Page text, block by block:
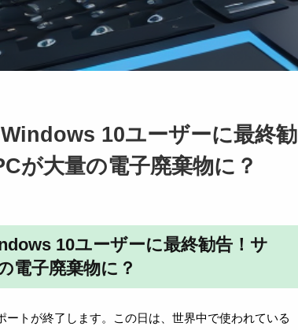
10ユーザーに最終勧
が大量の電子廃棄物に？
10ユーザーに最終勧告！サ
電子廃棄物に？
トが終了します。この日は、世界中で使われている